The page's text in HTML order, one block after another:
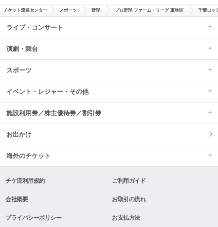
チケット流通センター スポーツ 野球 プロ野球 ファーム・リーグ 東地区 千葉ロッ
ライブ・コンサート
演劇・舞台
スポーツ
イベント・レジャー・その他
施設利用券／株主優待券／割引券
お出かけ
海外のチケット
チケ流利用規約 ご利用ガイド
会社概要 お取引の流れ
プライバシーポリシー お支払方法